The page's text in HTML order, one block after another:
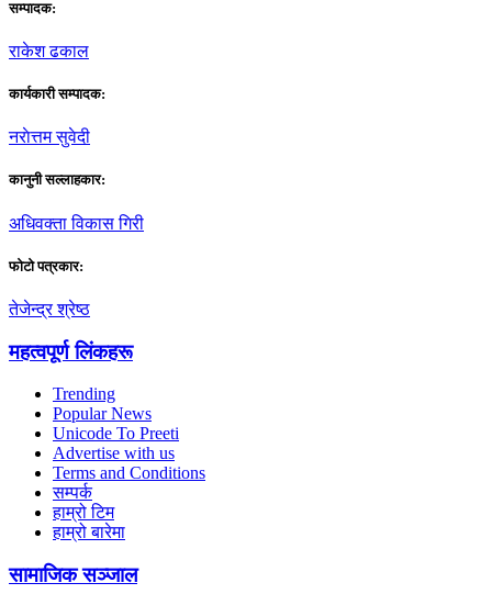
सम्पादक:
राकेश ढकाल
कार्यकारी सम्पादक:
नराेत्तम सुवेदी
कानुनी सल्लाहकार:
अधिवक्ता विकास गिरी
फाेटाे पत्रकार:
तेजेन्द्र श्रेष्ठ
महत्वपूर्ण लिंकहरू
Trending
Popular News
Unicode To Preeti
Advertise with us
Terms and Conditions
सम्पर्क
हाम्रो टिम
हाम्रो बारेमा
सामाजिक सञ्जाल